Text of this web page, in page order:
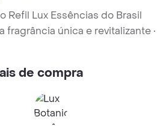
Refil Lux Essências do Brasil
fragrância única e revitalizante •
de compra